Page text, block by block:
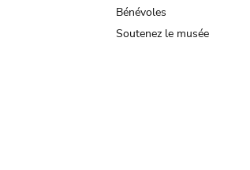
Bénévoles
Soutenez le musée